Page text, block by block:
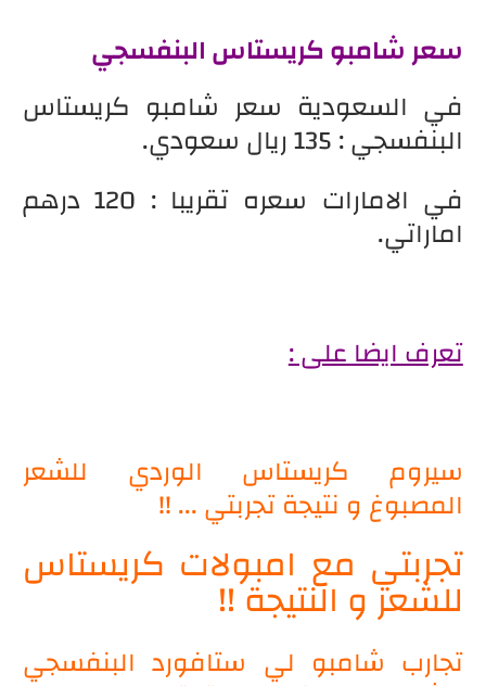
سعر شامبو كريستاس البنفسجي
في السعودية سعر شامبو كريستاس
البنفسجي : 135 ريال سعودي.
في الامارات سعره تقريبا : 120 درهم
اماراتي.
تعرف ايضا على :
سيروم كريستاس الوردي للشعر
المصبوغ و نتيجة تجربتي ... !!
تجربتي مع امبولات كريستاس
للشعر و النتيجة !!
تجارب شامبو لي ستافورد البنفسجي